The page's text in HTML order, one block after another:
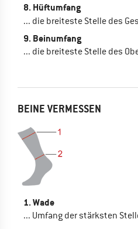
8. Hüftumfang
... die breiteste Stelle des
9. Beinumfang
... die breiteste Stelle des
BEINE VERMESSEN
1. Wade
... Umfang der stärksten